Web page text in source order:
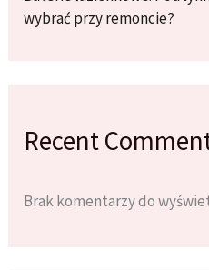
wybrać przy remoncie?
Recent
Brak komentarzy do